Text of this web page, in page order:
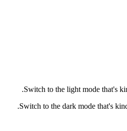
Switch to the light mode that's
Switch to the dark mode that's